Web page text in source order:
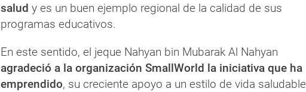
salud y es un buen ejemplo regional de la calidad de sus
programas educativos.
En este sentido, el jeque Nahyan bin Mubarak Al Nahyan
agradeció a la organización SmallWorld la iniciativa que ha
emprendido, su creciente apoyo a un estilo de vida saludable